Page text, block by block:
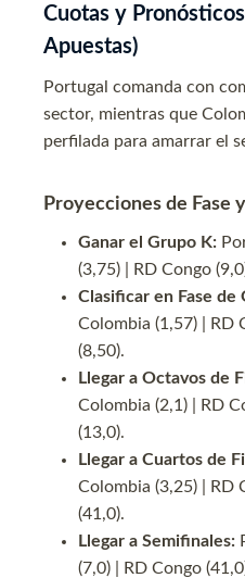
Cuotas y
Apuestas)
Portugal comanda con
sector, mientras que
perfilada para amarrar el
Proyecciones de Fase
Ganar el Grupo K:
(3,75) | RD Congo
Clasificar en Fase de
Colombia (1,57) | RD
(8,50).
Llegar a Octavos de
Colombia (2,1) | RD
(13,0).
Llegar a Cuartos de
Colombia (3,25) | RD
(41,0).
Llegar a Semifinales:
(7,0) | RD Congo